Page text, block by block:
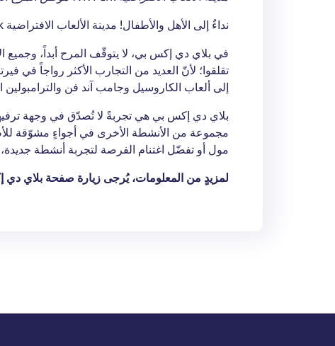
نداءٌ إلى الأهل والأطفال! مدينة الألعاب الافتراضية VR Park في دبي مول تغيّر اسمها إلى بلاي دي إكس بي! إنها الملعب الداخلي الذي تحلم به!
في بلاي دي إكس بي، لا يتوقّف المرح أبداً، وجميع
تقلقوا؛ لأنّ العديد من التجارب الأكثر رواجاً في
إلى ألعاب الكاروسيل وجامب آند فن والترامبولين
بلاي دي إكس بي هي تجربةً لا تُصدّق في وجهة
مجموعة من الأنشطة الأخرى في أجواءٍ مشوّقة
مول أو تفضّل اغتنام الفرصة لتجربة أنشطة
لمزيدٍ من المعلومات، يُرجى زيارة صفحة بلاي